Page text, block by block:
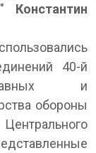
Константин
40-й
и
обороны